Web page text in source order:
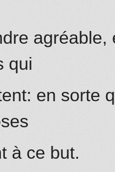
qui
en sorte
à ce but.